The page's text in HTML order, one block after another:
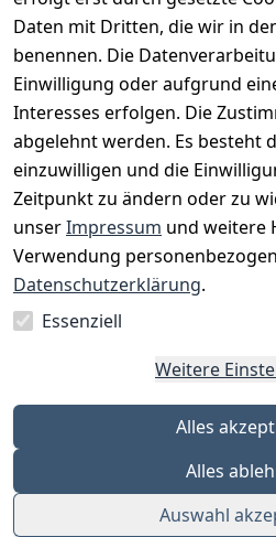
Daten mit Dritten, die wir in
benennen. Die
Einwilligung oder aufgrund
Interesses erfolgen. Die
abgelehnt werden. Es besteht
einzuwilligen und die
Zeitpunkt zu ändern oder zu
unserImpressum und weitere
Verwendung
Datenschutzerklärung.
Essenziell
Weitere
Alles
Alles
Auswahl
Rechtliches
AGB
Impressum
Datenschutze
rklärung
Barrierefreihe
Services
Kontakt
Registrieren
Katalog
n
©